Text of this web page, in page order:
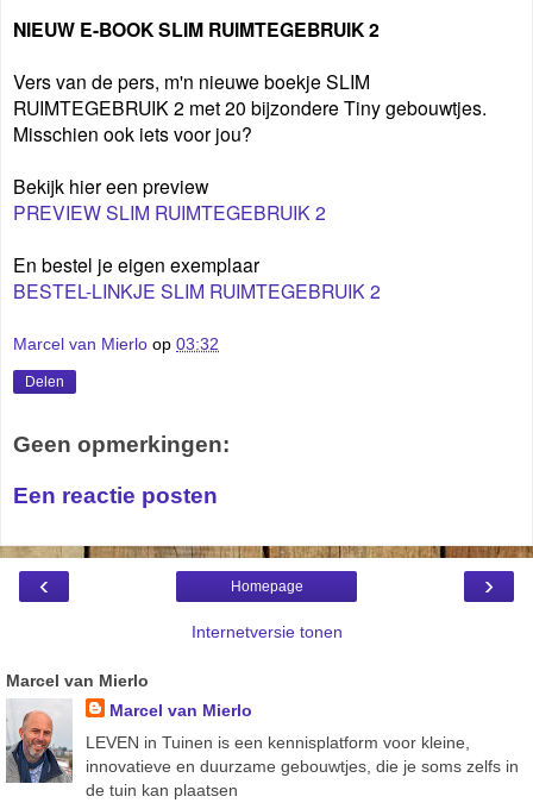
NIEUW E-BOOK SLIM RUIMTEGEBRUIK 2
Vers van de pers, m'n nieuwe boekje SLIM
RUIMTEGEBRUIK 2 met 20 bijzondere Tiny gebouwtjes.
Misschien ook iets voor jou?
Bekijk hier een preview
PREVIEW SLIM RUIMTEGEBRUIK 2
En bestel je eigen exemplaar
BESTEL-LINKJE SLIM RUIMTEGEBRUIK 2
Marcel van Mierlo op 03:32
Delen
Geen opmerkingen:
Een reactie posten
‹ ›
Homepage
Internetversie tonen
Marcel van Mierlo
Marcel van Mierlo
LEVEN in Tuinen is een kennisplatform voor kleine,
innovatieve en duurzame gebouwtjes, die je soms zelfs in
de tuin kan plaatsen